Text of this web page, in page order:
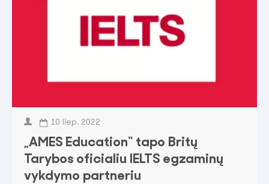
10 liep. 2022
„AMES Education“ tapo Britų
Tarybos oficialiu IELTS egzaminų
vykdymo partneriu